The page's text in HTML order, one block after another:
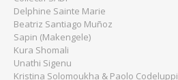
Delphine Sainte Marie
Beatriz Santiago Muñoz
Sapin (Makengele)
Kura Shomali
Unathi Sigenu
Kristina Solomoukha & Paolo Codeluppi